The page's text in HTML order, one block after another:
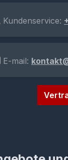
Kundenservice:
E-mail: